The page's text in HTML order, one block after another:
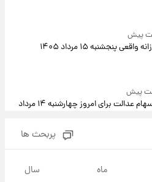
واقعی پنجشنبه ۱۵ مرداد ۱۴۰۵
ارزش سهام عدالت برای امروز چهارشنبه ۱۴ مرداد
مبلغ پیش پرداخت و زمان تحویل |
پربحث ها
ماه سال